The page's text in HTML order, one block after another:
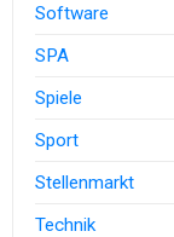
Software
SPA
Spiele
Sport
Stellenmarkt
Technik